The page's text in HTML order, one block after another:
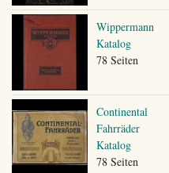
Wippermann
Katalog
78 Seiten
Continental
Fahrräder
Katalog
78 Seiten